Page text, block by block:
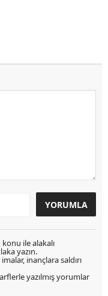
ile alakalı
yazın.
inançlara saldırı
yazılmış yorumlar